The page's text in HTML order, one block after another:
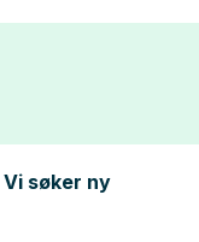
Vi søker ny